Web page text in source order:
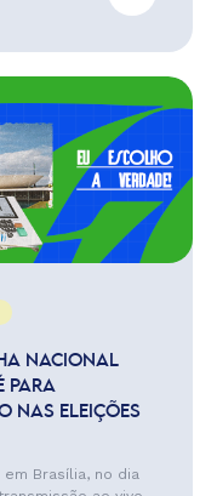
NACIONAL
PARA
NAS ELEIÇÕES
Brasília, no dia